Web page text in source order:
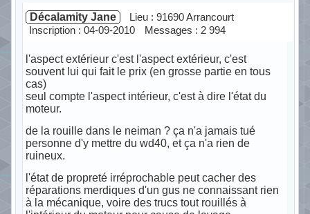
Décalamity Jane
Lieu : 91690 Arrancourt
Inscription : 04-09-2010
Messages : 2 994
l'aspect extérieur c'est l'aspect extérieur, c'est
souvent lui qui fait le prix (en grosse partie en tous
cas)
seul compte l'aspect intérieur, c'est à dire l'état du
moteur.
de la rouille dans le neiman ? ça n'a jamais tué
personne d'y mettre du wd40, et ça n'a rien de
ruineux.
l'état de propreté irréprochable peut cacher des
réparations merdiques d'un gus ne connaissant rien
à la mécanique, voire des trucs tout rouillés à